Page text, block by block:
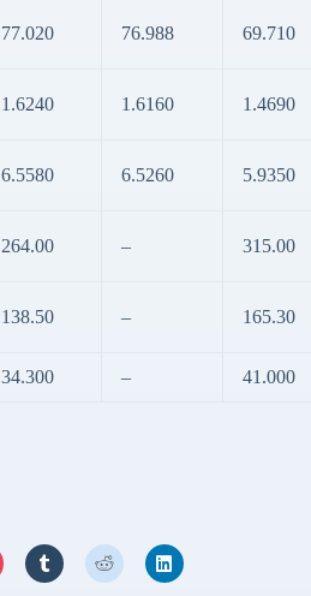
77.020 76.988 69.710
1.6240 1.6160 1.4690
6.5580 6.5260 5.9350
264.00 – 315.00
138.50 – 165.30
34.300 –
41.000